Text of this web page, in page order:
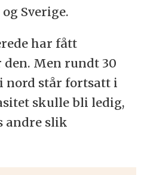
Sverige.
har fått
Men rundt 30
nord står fortsatt i
skulle bli ledig,
andre slik